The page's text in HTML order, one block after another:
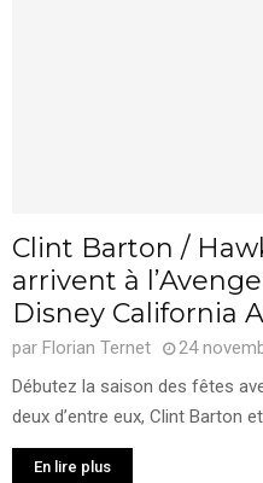
Clint Barton /
arrivent à
Disney California
par Florian Ternet
24
Débutez la saison des fêtes
deux d’entre eux, Clint Barton
En lire plus